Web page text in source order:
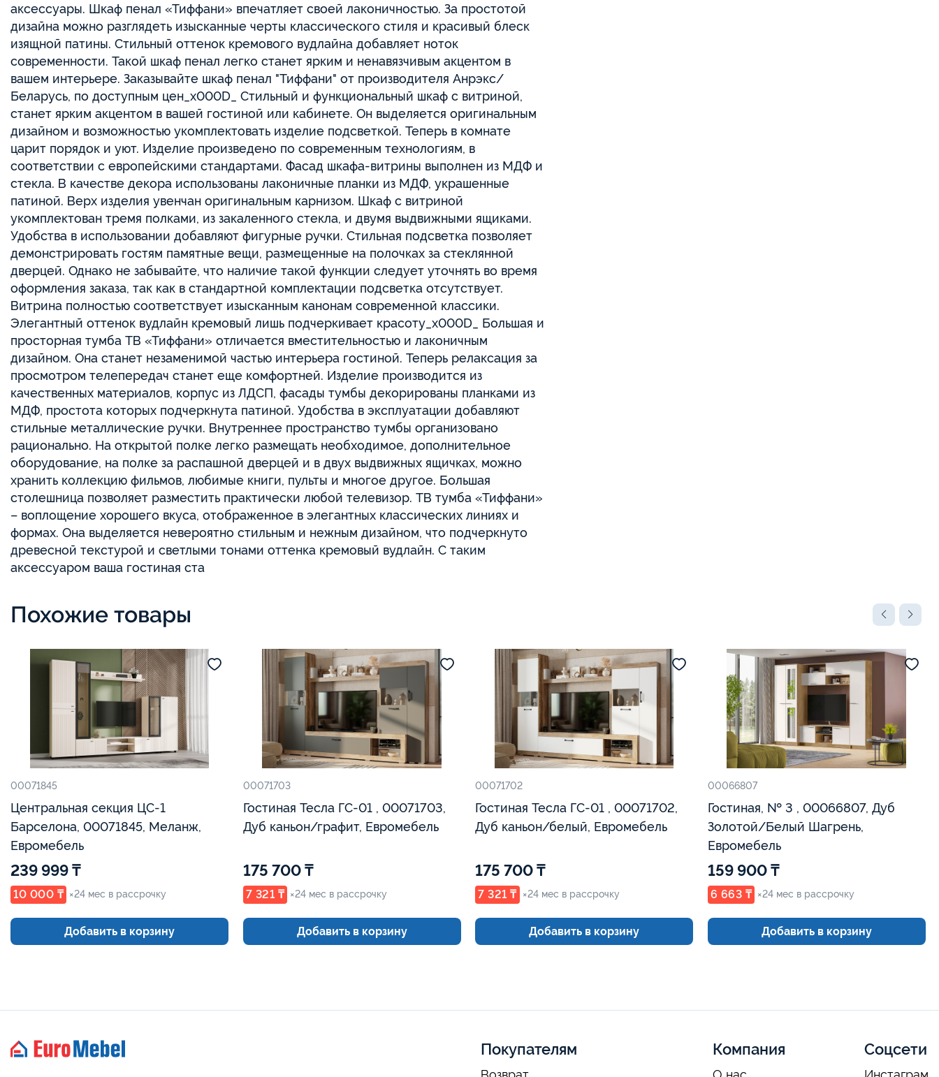
аксессуары. Шкаф пенал «Тиффани» впечатляет своей лаконичностью. За простотой
дизайна можно разглядеть изысканные черты классического стиля и красивый блеск
изящной патины. Стильный оттенок кремового вудлайна добавляет ноток
современности. Такой шкаф пенал легко станет ярким и ненавязчивым акцентом в
вашем интерьере. Заказывайте шкаф пенал "Тиффани" от производителя Анрэкс/
Беларусь, по доступным цен_x000D_ Стильный и функциональный шкаф с витриной,
станет ярким акцентом в вашей гостиной или кабинете. Он выделяется оригинальным
дизайном и возможностью укомплектовать изделие подсветкой. Теперь в комнате
царит порядок и уют. Изделие произведено по современным технологиям, в
соответствии с европейскими стандартами. Фасад шкафа-витрины выполнен из МДФ и
стекла. В качестве декора использованы лаконичные планки из МДФ, украшенные
патиной. Верх изделия увенчан оригинальным карнизом. Шкаф с витриной
укомплектован тремя полками, из закаленного стекла, и двумя выдвижными ящиками.
Удобства в использовании добавляют фигурные ручки. Стильная подсветка позволяет
демонстрировать гостям памятные вещи, размещенные на полочках за стеклянной
дверцей. Однако не забывайте, что наличие такой функции следует уточнять во время
оформления заказа, так как в стандартной комплектации подсветка отсутствует.
Витрина полностью соответствует изысканным канонам современной классики.
Элегантный оттенок вудлайн кремовый лишь подчеркивает красоту_x000D_ Большая и
просторная тумба ТВ «Тиффани» отличается вместительностью и лаконичным
дизайном. Она станет незаменимой частью интерьера гостиной. Теперь релаксация за
просмотром телепередач станет еще комфортней. Изделие производится из
качественных материалов, корпус из ЛДСП, фасады тумбы декорированы планками из
МДФ, простота которых подчеркнута патиной. Удобства в эксплуатации добавляют
стильные металлические ручки. Внутреннее пространство тумбы организовано
рационально. На открытой полке легко размещать необходимое, дополнительное
оборудование, на полке за распашной дверцей и в двух выдвижных ящичках, можно
хранить коллекцию фильмов, любимые книги, пульты и многое другое. Большая
столешница позволяет разместить практически любой телевизор. ТВ тумба «Тиффани»
– воплощение хорошего вкуса, отображенное в элегантных классических линиях и
формах. Она выделяется невероятно стильным и нежным дизайном, что подчеркнуто
древесной текстурой и светлыми тонами оттенка кремовый вудлайн. С таким
аксессуаром ваша гостиная ста
Похожие товары
00071845
Центральная секция ЦС-1
Барселона, 00071845, Меланж,
Евромебель
239 999 ₸
10 000 ₸ ×24 мес в рассрочку
Добавить в корзину
00071703
Гостиная Тесла ГС-01 , 00071703,
Дуб каньон/графит, Евромебель
175 700 ₸
7 321 ₸ ×24 мес в рассрочку
Добавить в корзину
00071702
Гостиная Тесла ГС-01 , 00071702,
Дуб каньон/белый, Евромебель
175 700 ₸
7 321 ₸ ×24 мес в рассрочку
Добавить в корзину
00066807
Гостиная, № 3 , 00066807, Дуб
Золотой/Белый Шагрень,
Евромебель
159 900 ₸
6 663 ₸ ×24 мес в рассрочку
Добавить в корзину
Покупателям Компания Соцсети